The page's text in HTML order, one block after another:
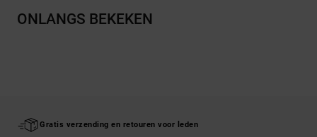
ONLANGS BEKEKEN
Gratis verzending en retouren voor leden